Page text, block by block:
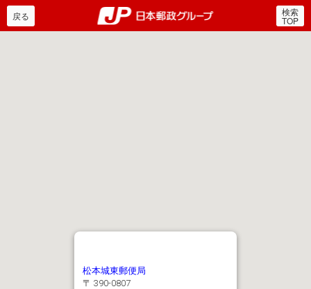
郵便局・日本郵政グルー
戻る 検索
TOP
松本城東郵便局
〒 390-0807